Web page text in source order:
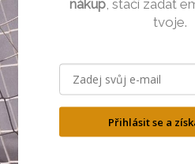
nákup , stačí zadat
tvoje.
Přihlásit se a